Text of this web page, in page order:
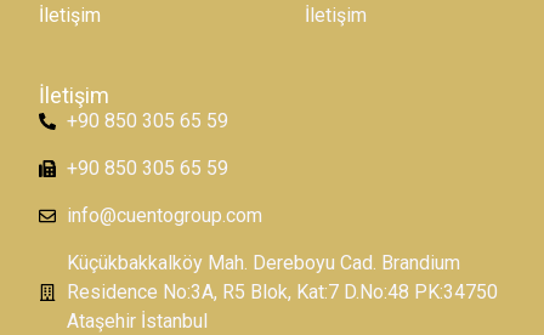
İletişim İletişim
İletişim
+90 850 305 65 59
+90 850 305 65 59
info@cuentogroup.com
Küçükbakkalköy Mah. Dereboyu Cad. Brandium
Residence No:3A, R5 Blok, Kat:7 D.No:48 PK:34750
Ataşehir İstanbul